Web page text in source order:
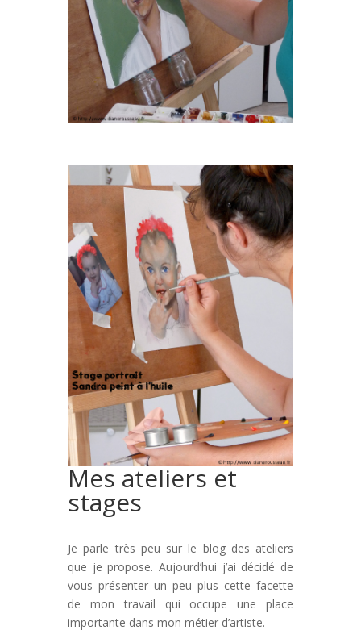
Mes ateliers et
stages
Je parle très peu sur le blog des ateliers
que je propose. Aujourd’hui j’ai décidé de
vous présenter un peu plus cette facette
de mon travail qui occupe une place
importante dans mon métier d’artiste.